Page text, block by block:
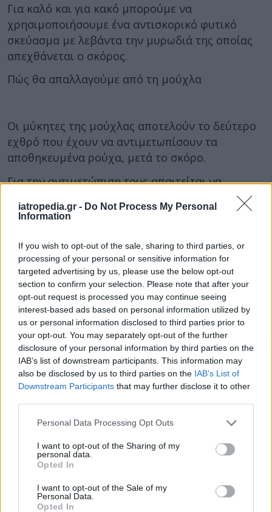
iatropedia.gr - Do Not Process My Personal
Information
If you wish to opt-out of the sale, sharing to third parties, or
processing of your personal or sensitive information for
targeted advertising by us, please use the below opt-out
section to confirm your selection. Please note that after your
opt-out request is processed you may continue seeing
interest-based ads based on personal information utilized by
us or personal information disclosed to third parties prior to
your opt-out. You may separately opt-out of the further
disclosure of your personal information by third parties on the
IAB’s list of downstream participants. This information may
also be disclosed by us to third parties on the IAB’s List of
Downstream Participants that may further disclose it to other
Personal Data Processing Opt Outs
I want to opt-out of the Sharing of my
personal data.
Opted In
I want to opt-out of the Sale of my
Personal Data.
Opted In
Για καλό και για κακό μπορούμε να
χρησιμοποιήσουμε ένα αντισκορικό φυτικό
σκεύασμα με λεβάντα την μυρωδιά της οποίας
απεχθάνεται ο σκόρος.
Πώς θα απαλλαγούμε από τη μούχλα
Οι μύκητες της μούχλας αποτελούν το δεύτερο
εχθρό που έχουν να αντιμετωπίσουν τα
αποθηκευμένα ρούχα, μετά το σκόρο.
Για την αντιμετώπιση τους απαιτείται να
περιορίσουμε την υγρασία στο εσωτερικό τους.
κάποιο εξειδικευμένο προϊόν που απορροφά την
υγρασία, όπως είναι το άνυδρο θειικό άπας του
ασβεστίου.
Επίσης, ένα έξυπνο τρικ για να εμποδίσουμε την
ανάπτυξη μυκήτων στις ντουλάπες και τα
συρτάρια είναι να πλένουμε 2-3 φορές το χρόνο
τις εσωτερικές τους επιφάνειες με αλατόνερο
στο οποίο έχουμε προσθέσει λίγο λευκό ξίδι.
Μαγειρική σόδα μπορεί επίσης να απορροφήσει
τις μυρωδιές όταν τοποθετείται σε κλειστούς
χώρους, όπως ένα ντουλάπι ή στη ντουλάπα.
Κάποια απορρυπαντικά προϊόντα δεν είναι μόνο
για τον καθαρισμό των ρούχων, αλλά και δίνουν
μια ωραία μυρωδιά.
ΔΙΑΒΑΣΤΕ ΕΠΙΣΗΣ: